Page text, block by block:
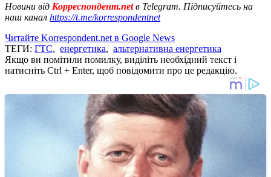
Новини від Корреспондент.netв Telegram. Підписуйтесь на
наш канал https://t.me/korrespondentnet
Читайте Korrespondent.net в Google News
ТЕГИ: ГТС, енергетика, альтернативна енергетика
Якщо ви помітили помилку, виділіть необхідний текст і
натисніть Ctrl + Enter, щоб повідомити про це редакцію.